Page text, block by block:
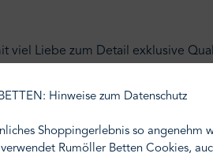
viel Liebe zum Detail exklusive
finden, nehmen Sie gern
Angebot.
Hinweise zum Datenschutz
Shoppingerlebnis so angenehm
Rumöller Betten Cookies,